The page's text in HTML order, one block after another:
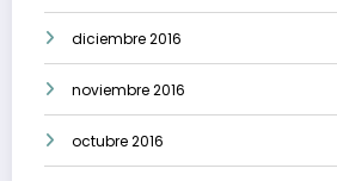
diciembre 2016
noviembre 2016
octubre 2016